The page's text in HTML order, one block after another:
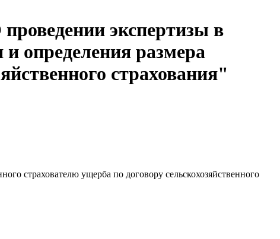
экспертизы в
и определения размера
страхования"
страхователю ущерба по договору сельскохозяйственного